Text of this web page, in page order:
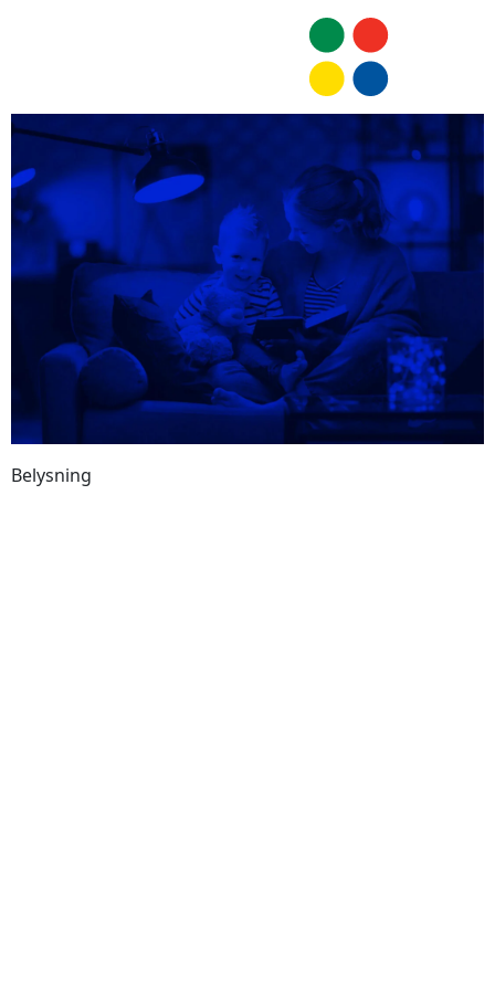
Belysning